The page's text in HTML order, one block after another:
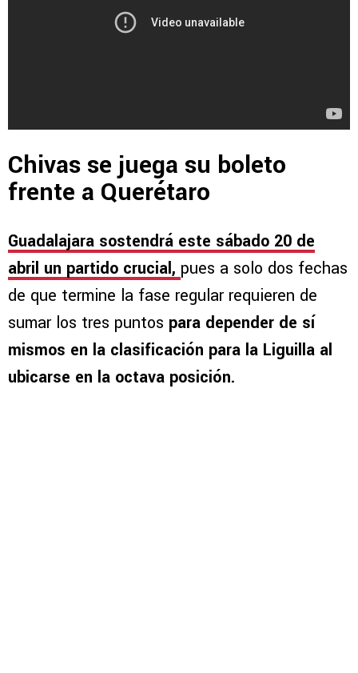
Chivas se juega su boleto
frente a Querétaro
Guadalajara sostendrá este sábado 20 de
abril un partido crucial, pues a solo dos fechas
de que termine la fase regular requieren de
sumar los tres puntos para depender de sí
mismos en la clasificación para la Liguilla al
ubicarse en la octava posición.